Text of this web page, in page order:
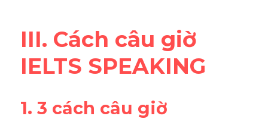
III. Cách câu giờ
IELTS SPEAKING
1. 3 cách câu giờ